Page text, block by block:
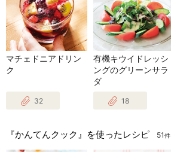
マチェドニアドリン
ク
32
有機キウイドレッシ
ングのグリーンサラ
ダ
18
『かんてんクック』を使ったレシピ 51 件